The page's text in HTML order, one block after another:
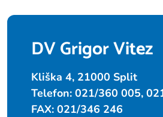
DV Grigor Vitez
Kliška 4, 21000 Split
Telefon: 021/360 005,
FAX: 021/346 246